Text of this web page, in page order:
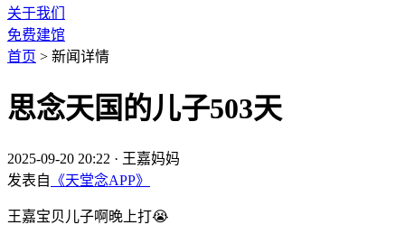
关于我们
免费建馆
首页 > 新闻详情
思念天国的儿子503天
2025-09-20 20:22 · 王嘉妈妈
发表自 《天堂念APP》
王嘉宝贝儿子啊晚上打😭